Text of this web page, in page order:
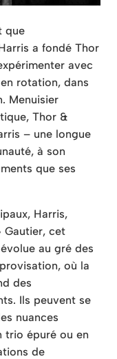
que
a fondé Thor
avec
rotation, dans
Menuisier
Thor &
– une longue
à son
que ses
Harris,
Gautier, cet
au gré des
où la
des
Ils peuvent se
nuances
trio épuré ou en
de